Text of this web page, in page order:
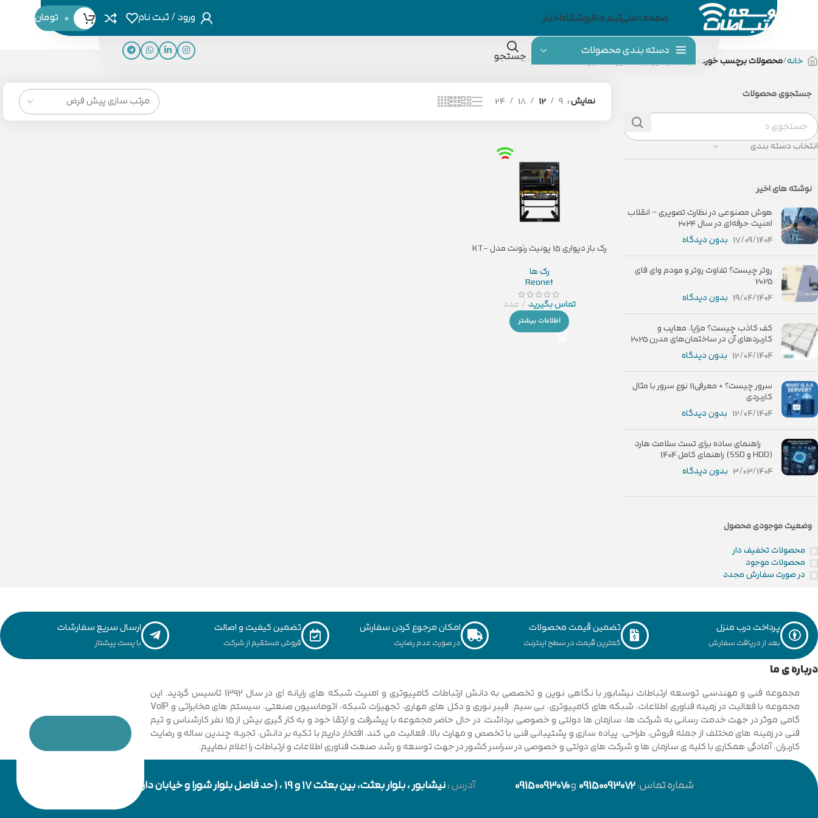
صفحه اصلیتیم مافروشگاهاخبار ورود / ثبت نام 0 تومان
دسته بندی محصولات
جستجو خانه محصولات برچسب خورده “رک-باز-دیواری-15-یونیت-رئونت-مدل-kt-r15u”
جستجوی محصولات
انتخاب دسته بندی
نوشته های اخیر
هوش مصنوعی در نظارت تصویری – انقلاب
امنیت حرفه‌ای در سال ۲۰۲۴
17/09/1404 بدون دیدگاه
روتر چیست؟ تفاوت روتر و مودم وای فای
2025
19/04/1404 بدون دیدگاه
کف کاذب چیست؟ مزایا، معایب و
کاربردهای آن در ساختمان‌های مدرن 2025
12/04/1404 بدون دیدگاه
سرور چیست؟ + معرفی11 نوع سرور با مثال
کاربردی
12/04/1404 بدون دیدگاه
راهنمای ساده برای تست سلامت هارد
(HDD و SSD) راهنمای کامل 1404
3/03/1404 بدون دیدگاه
وضعیت موجودی محصول
محصولات تخفیف دار
محصولات موجود
در صورت سفارش مجدد
نمایش 9
12
18
24
رک باز دیواری 15 یونیت رئونت مدل KT-
رک ها
Reonet
تماس بگیرید
عدد
اطلاعات بیشتر
پرداخت درب منزل
بعد از دریافت سفارش
تضمین قیمت محصولات
کمترین قیمت در سطح اینترنت
امکان مرجوع کردن سفارش
در صورت عدم رضایت
تضمین کیفیت و اصالت
فروش مستقیم از شرکت
ارسال سریع سفارشات
با پست پیشتاز
درباره ی ما
مجموعه فنی و مهندسی توسعه ارتباطات نیشابور با نگاهی نوین و تخصصی به دانش ارتباطات کامپیوتری و امنیت شبکه های رایانه ای در سال 1392 تاسیس گردید. این
مجموعه با فعالیت در زمینه فناوری اطلاعات، شبکه های کامپیوتری، بی سیم، فیبر نوری و دکل های مهاری، تجهیزات شبکه، اتوماسیون صنعتی، سیستم های مخابراتی و VoIP
گامی موثر در جهت خدمت رسانی به شرکت ها، سازمان ها دولتی و خصوصی برداشت. در حال حاضر مجموعه با پیشرفت و ارتقا خود و به کار گیری بیش از 15 نفر کارشناس و تیم
فنی در زمینه های مختلف از جمله فروش، طراحی، پیاده سازی و پشتیبانی فنی با تخصص و مهارت بالا، فعالیت می کند. افتخار داریم با تکیه بر دانش، تجربه چندین ساله و رضایت
کاربران، آمادگی همکاری با کلیه ی سازمان ها و شرکت های دولتی و خصوصی در سراسر کشور در جهت توسعه و رشد صنعت فناوری اطلاعات و ارتباطات را اعلام نماییم.
شماره تماس:09150093072و09150093070 آدرس:نیشابور، بلوار بعثت، بین بعثت 17 و 19 ، (حد فاصل بلوار شورا و خیابان دارایی)